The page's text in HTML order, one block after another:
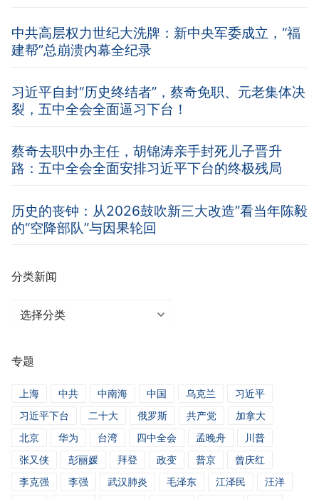
中共高层权力世纪大洗牌：新中央军委成立，“福
建帮”总崩溃内幕全纪录
习近平自封“历史终结者”，蔡奇免职、元老集体决
裂，五中全会全面逼习下台！
蔡奇去职中办主任，胡锦涛亲手封死儿子晋升
路：五中全会全面安排习近平下台的终极残局
历史的丧钟：从2026鼓吹新三大改造”看当年陈毅
的“空降部队”与因果轮回
分类新闻
分
闻
专题
上海 中共 中南海 中国 乌克兰
习近平
习近平下台
二十大 俄罗斯 共产党
加拿大
北京
华为 台湾 四中全会 孟晚舟
川普
张又侠
彭丽媛 拜登 政变 普京
曾庆红
李克强
李强 武汉肺炎 毛泽东 江泽民
汪洋